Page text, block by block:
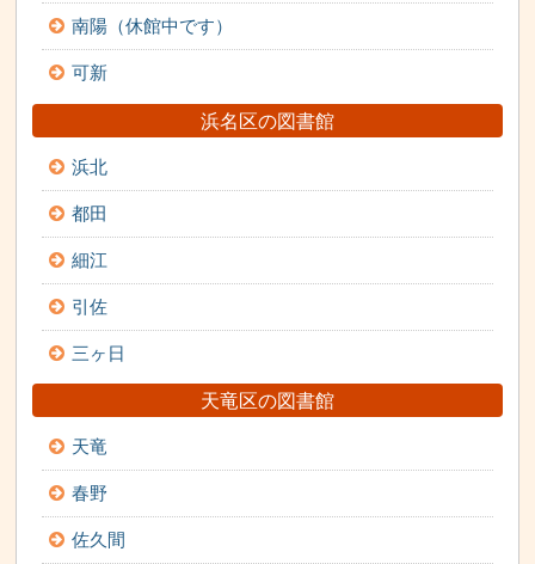
南陽（休館中です）
可新
浜名区の図書館
浜北
都田
細江
引佐
三ヶ日
天竜区の図書館
天竜
春野
佐久間